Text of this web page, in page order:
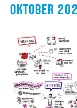
OKTOBER